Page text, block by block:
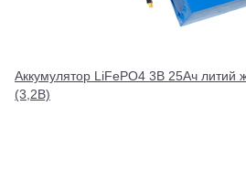
Аккумулятор LiFePO4 3В 25Ач литий
(3,2В)